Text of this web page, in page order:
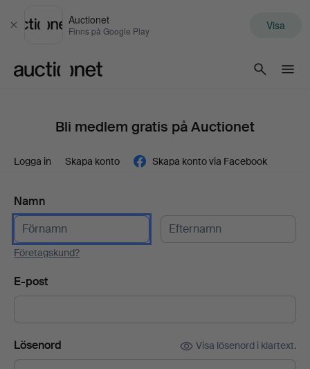
Stäng
Auctionet
Finns på Google Play Visa
Bli medlem gratis på Auctionet
Logga in Skapa konto Skapa konto via Facebook
Namn
Företagskund?
E-post
Lösenord Visa lösenord i klartext.